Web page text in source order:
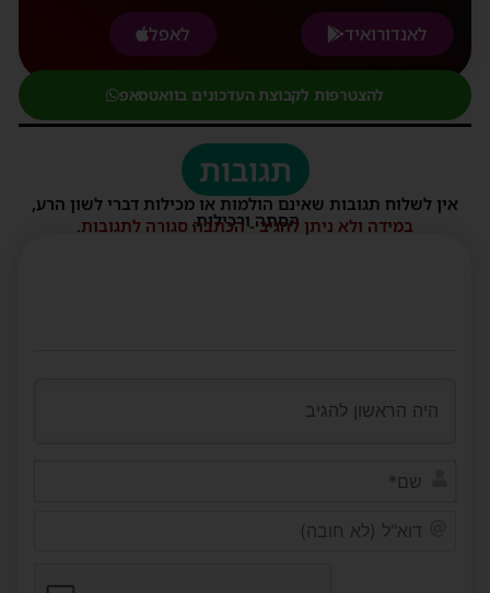
לאנדורואיד
לאפל
להצטרפות לקבוצת העדכונים בוואטסאפ
תגובות
אין לשלוח תגובות שאינם הולמות או מכילות דברי לשון הרע,
הסתה ורכילות.
במידה ולא ניתן להגיב - הכתבה סגורה לתגובות.